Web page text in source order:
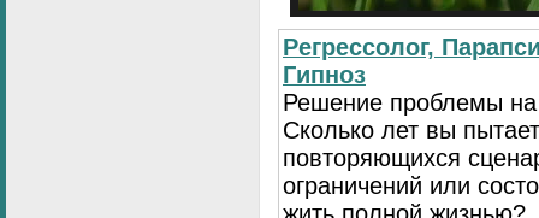
Регрессолог,
Гипноз
Решение проблемы на
Сколько лет вы
повторяющихся
ограничений или